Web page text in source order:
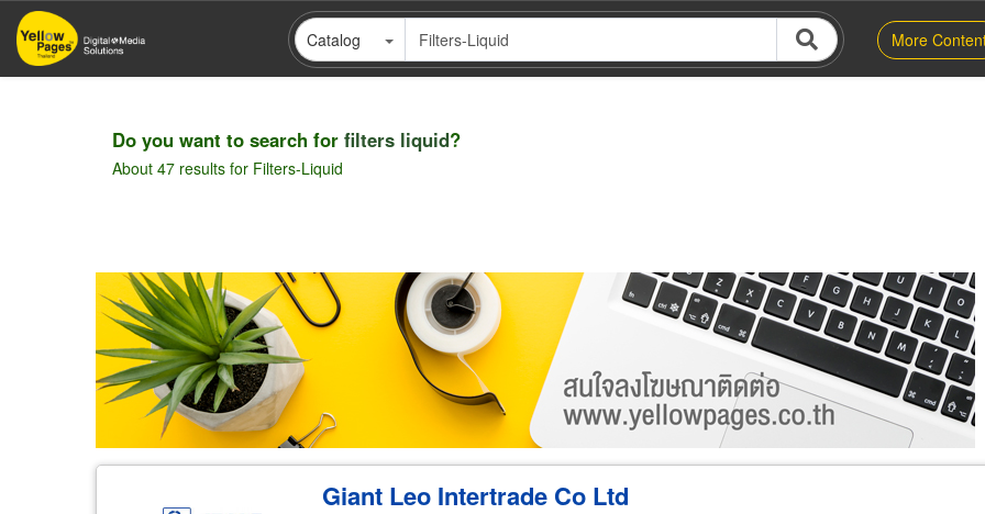
Skip
main
Catalog More
Do you want to search for filters liquid?
About 47 results for Filters-Liquid
Wholesale Retail Manufacturer Dealer Exporter/Importer Service Business
Giant Leo Intertrade Co Ltd
Pagination